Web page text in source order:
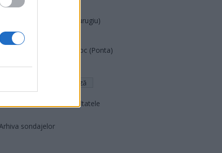
PNCR (Terheș)
Partidul Patrioților (Surugiu)
FAR (Coarnă)
România pe Primul Loc (Ponta)
Altul
Arată rezultatele
sondajelor